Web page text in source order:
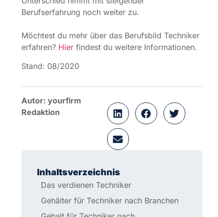
Inhaltsverzeichnis
Das verdienen Techniker
Berufserfahrung
Gehalt für Techniker nach weiteren
Gehalt